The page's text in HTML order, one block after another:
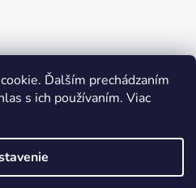
Ďalším prechádzaním
s ich používaním. Viac